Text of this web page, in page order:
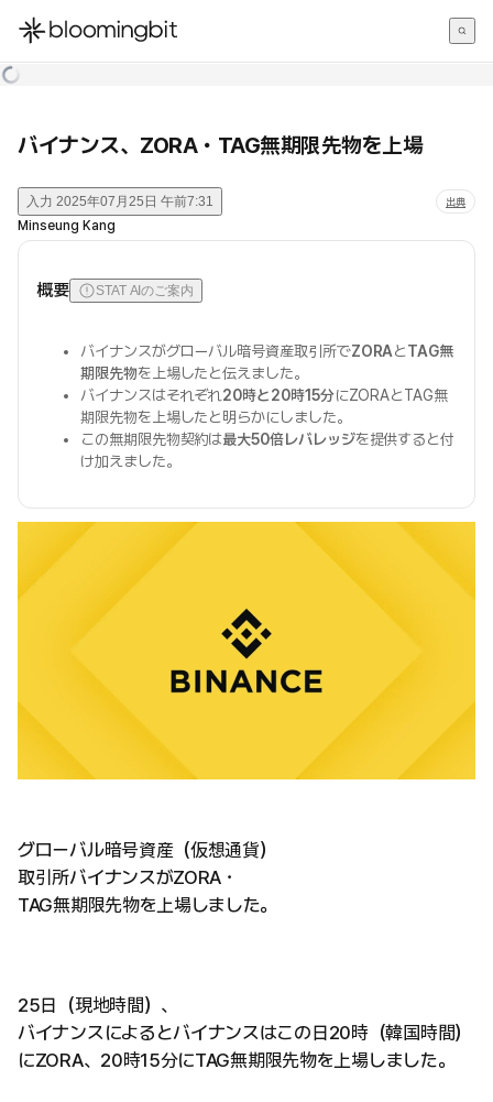
한국어
バイナンス、ZORA・TAG無期限先物を上場
入力 2025年07月25日 午前7:31 出典
Minseung Kang
概要 STAT AIのご案内
バイナンスがグローバル暗号資産取引所でZORAとTAG無
期限先物を上場したと伝えました。
バイナンスはそれぞれ 20時と20時15分にZORAとTAG無
期限先物を上場したと明らかにしました。
この無期限先物契約は最大50倍レバレッジを提供すると付
け加えました。
グローバル暗号資産（仮想通貨）
取引所バイナンスがZORA・
TAG無期限先物を上場しました。
25日（現地時間）、
バイナンスによるとバイナンスはこの日20時（韓国時間）
にZORA、20時15分にTAG無期限先物を上場しました。